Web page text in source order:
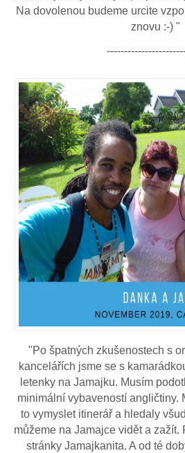
Na dovolenou budeme urcite
znovu :-) "
"Po špatných zkušenostech s
kancelářích jsme se s
letenky na Jamajku. Musím
minimální vybaveností angličtiny.
to vymyslet itinerář a hledaly
můžeme na Jamajce vidět a zažít.
stránky Jamajkanita. A od té